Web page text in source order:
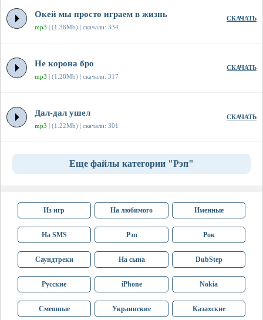
Окей мы просто играем в жизнь
mp3 | (1.38Mb) | скачали: 334
СКАЧАТЬ
Не корона бро
mp3 | (1.28Mb) | скачали: 317
СКАЧАТЬ
Дал-дал ушел
mp3 | (1.22Mb) | скачали: 301
СКАЧАТЬ
Еще файлы категории "Рэп"
Из игр На любимого Именные
На SMS Рэп Рок
Саундтреки На сына DubStep
Русские iPhone Nokia
Смешные Украинские Казахские